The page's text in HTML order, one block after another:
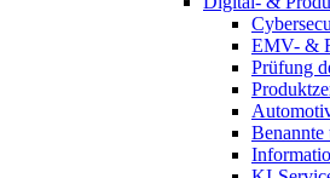
EMV- &
Prüfung
Benannte